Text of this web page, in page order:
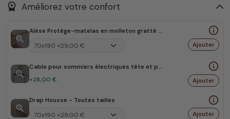
workspace_premium Améliorez votre confort
zoom_in
Alèse Protège-matelas en molleton gratté imperméable info_outline
Ajouter
zoom_in
Cable pour sommiers électriques tête et pied relevables info_outline
+28,00 € Ajouter
zoom_in
Drap Housse - Toutes tailles info_outline
Ajouter